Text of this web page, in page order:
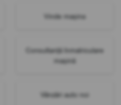
Vinde mașina
Consultanță înmatriculare
mașină
Vânzări auto noi